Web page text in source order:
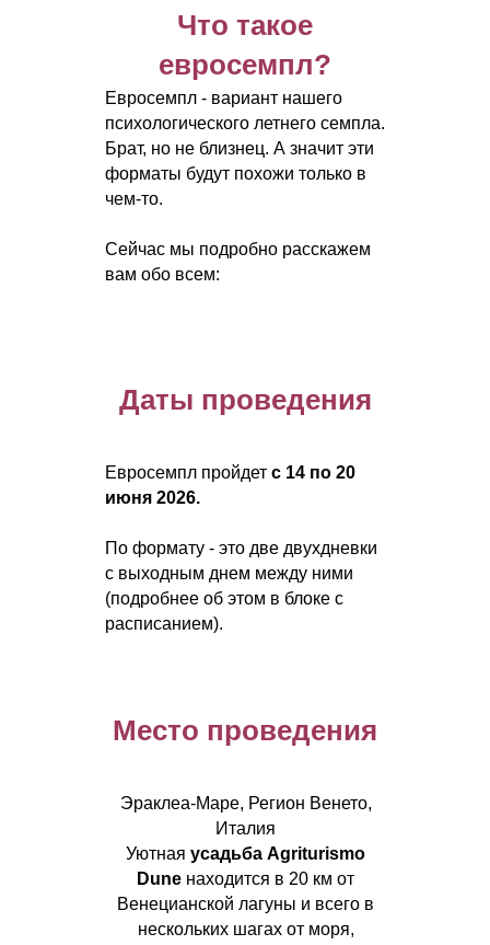
Евросемпл - вариант нашего
психологического летнего семпла.
Брат, но не близнец. А значит эти
форматы будут похожи только в
чем-то.
Сейчас мы подробно расскажем
вам обо всем:
Что такое
евросемпл?
Евросемпл пройдет с 14 по 20
июня 2026.
По формату - это две двухдневки
с выходным днем между ними
(подробнее об этом в блоке с
расписанием).
Даты проведения
Эраклеа-Маре, Регион Венето,
Италия
Уютная усадьба Agriturismo
Dune находится в 20 км от
Венецианской лагуны и всего в
нескольких шагах от моря,
Место проведения